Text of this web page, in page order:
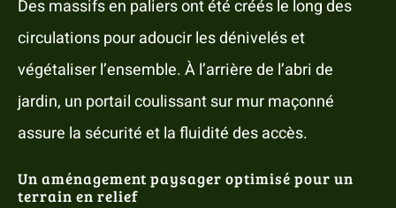
Des massifs en paliers ont été créés le long des
circulations pour adoucir les dénivelés et
végétaliser l’ensemble. À l’arrière de l’abri de
jardin, un portail coulissant sur mur maçonné
assure la sécurité et la fluidité des accès.
Un aménagement paysager optimisé pour un
terrain en relief